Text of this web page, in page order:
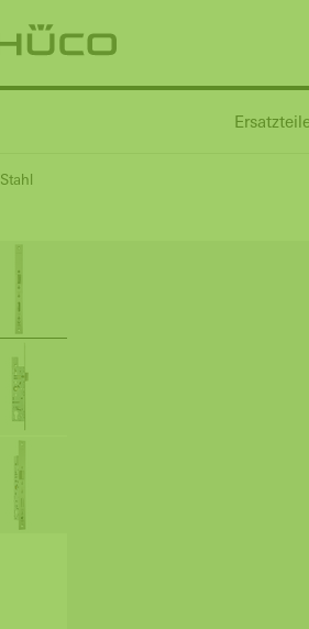
Stahl